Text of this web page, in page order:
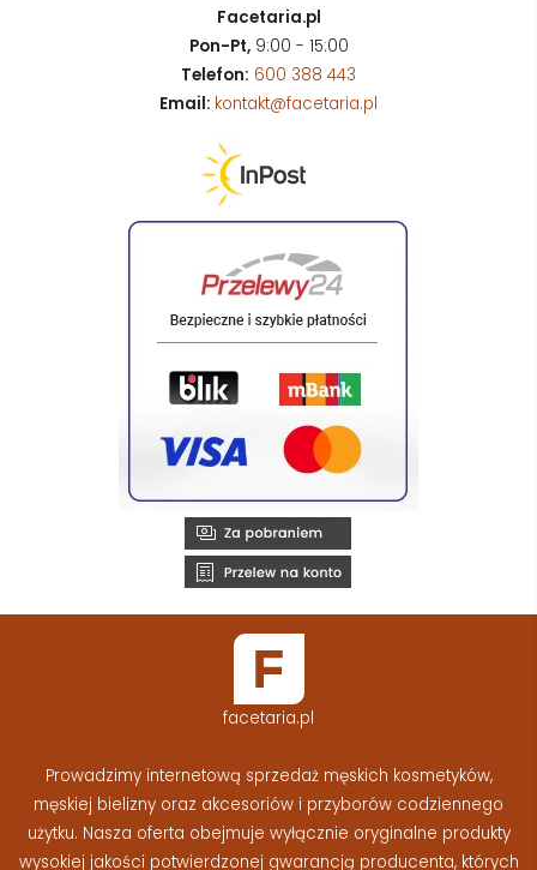
Facetaria.pl
Pon-Pt,9:00 - 15:00
Telefon: 600 388 443
Email: kontakt@facetaria.pl
facetaria.pl
Prowadzimy internetową sprzedaż męskich kosmetyków,
męskiej bielizny oraz akcesoriów i przyborów codziennego
użytku. Nasza oferta obejmuje wyłącznie oryginalne produkty
wysokiej jakości potwierdzonej gwarancją producenta, których